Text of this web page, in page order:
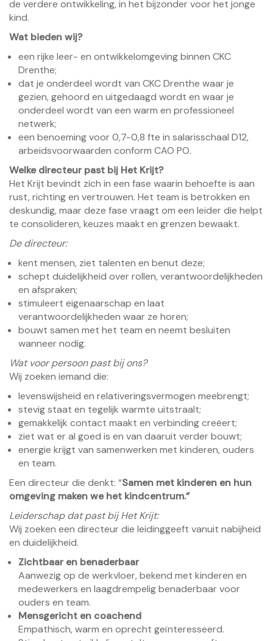
de verdere ontwikkeling, in het bijzonder voor het jonge
kind.
Wat bieden wij?
een rijke leer- en ontwikkelomgeving binnen CKC
Drenthe;
dat je onderdeel wordt van CKC Drenthe waar je
gezien, gehoord en uitgedaagd wordt en waar je
onderdeel wordt van een warm en professioneel
netwerk;
een benoeming voor 0,7-0,8 fte in salarisschaal D12,
arbeidsvoorwaarden conform CAO PO.
Welke directeur past bij Het Krijt?
Het Krijt bevindt zich in een fase waarin behoefte is aan
rust, richting en vertrouwen. Het team is betrokken en
deskundig, maar deze fase vraagt om een leider die helpt
te consolideren, keuzes maakt en grenzen bewaakt.
De directeur:
kent mensen, ziet talenten en benut deze;
schept duidelijkheid over rollen, verantwoordelijkheden
en afspraken;
stimuleert eigenaarschap en laat
verantwoordelijkheden waar ze horen;
bouwt samen met het team en neemt besluiten
wanneer nodig.
Wat voor persoon past bij ons?
Wij zoeken iemand die:
levenswijsheid en relativeringsvermogen meebrengt;
stevig staat en tegelijk warmte uitstraalt;
gemakkelijk contact maakt en verbinding creëert;
ziet wat er al goed is en van daaruit verder bouwt;
energie krijgt van samenwerken met kinderen, ouders
en team.
Een directeur die denkt: “Samen met kinderen en hun
omgeving maken we het kindcentrum.”
Leiderschap dat past bij Het Krijt:
Wij zoeken een directeur die leidinggeeft vanuit nabijheid
en duidelijkheid.
Zichtbaar en benaderbaar
Aanwezig op de werkvloer, bekend met kinderen en
medewerkers en laagdrempelig benaderbaar voor
ouders en team.
Mensgericht en coachend
Empathisch, warm en oprecht geïnteresseerd.